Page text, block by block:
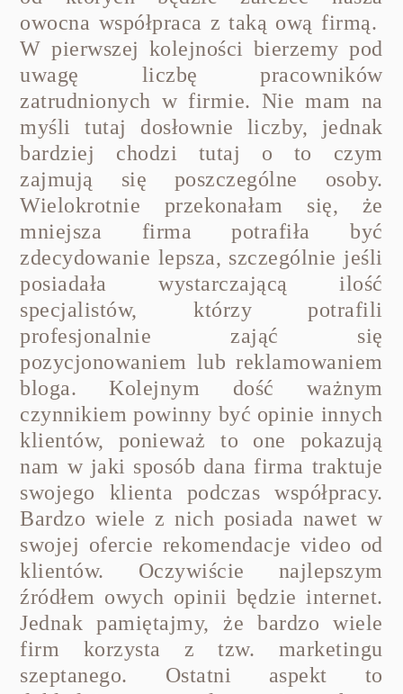
owocna współpraca z taką ową firmą.
W pierwszej kolejności bierzemy pod
uwagę liczbę pracowników
zatrudnionych w firmie. Nie mam na
myśli tutaj dosłownie liczby, jednak
bardziej chodzi tutaj o to czym
zajmują się poszczególne osoby.
Wielokrotnie przekonałam się, że
mniejsza firma potrafiła być
zdecydowanie lepsza, szczególnie jeśli
posiadała wystarczającą ilość
specjalistów, którzy potrafili
profesjonalnie zająć się
pozycjonowaniem lub reklamowaniem
bloga. Kolejnym dość ważnym
czynnikiem powinny być opinie innych
klientów, ponieważ to one pokazują
nam w jaki sposób dana firma traktuje
swojego klienta podczas współpracy.
Bardzo wiele z nich posiada nawet w
swojej ofercie rekomendacje video od
klientów. Oczywiście najlepszym
źródłem owych opinii będzie internet.
Jednak pamiętajmy, że bardzo wiele
firm korzysta z tzw. marketingu
szeptanego. Ostatni aspekt to